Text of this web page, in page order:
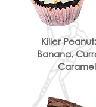
Killer
Banana,